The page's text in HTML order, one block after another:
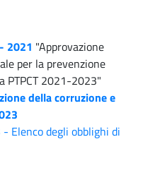
2021 "Approvazione
per la prevenzione
PTPCT 2021-2023"
della corruzione e
Elenco degli obblighi di